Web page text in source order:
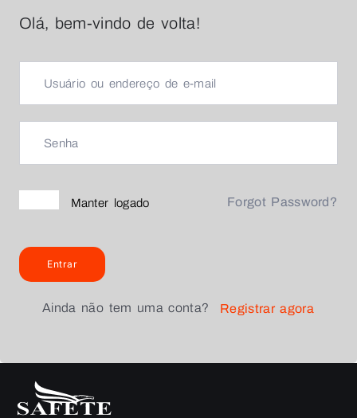
Olá, bem-vindo de volta!
Manter logado Forgot Password?
Entrar
Ainda não tem uma conta? Registrar agora